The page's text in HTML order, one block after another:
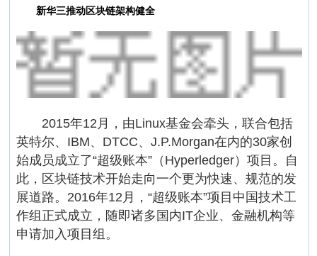
新华三推动区块链架构健全
2015年12月，由Linux基金会牵头，联合包括
英特尔、IBM、DTCC、J.P.Morgan在内的30家创
始成员成立了“超级账本”（Hyperledger）项目。自
此，区块链技术开始走向一个更为快速、规范的发
展道路。2016年12月，“超级账本”项目中国技术工
作组正式成立，随即诸多国内IT企业、金融机构等
申请加入项目组。